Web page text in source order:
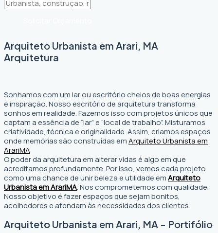
Arquiteto Urbanista em Arari, MA
Arquitetura
Sonhamos com um lar ou escritório cheios de boas energias
e inspiração. Nosso escritório de arquitetura transforma
sonhos em realidade. Fazemos isso com projetos únicos que
captam a essência de “lar” e “local de trabalho”. Misturamos
criatividade, técnica e originalidade. Assim, criamos espaços
onde memórias são construídas emArquiteto Urbanista em
ArariMA
O poder da arquitetura em alterar vidas é algo em que
acreditamos profundamente. Por isso, vemos cada projeto
como uma chance de unir beleza e utilidade emArquiteto
Urbanista em ArariMA. Nos comprometemos com qualidade.
Nosso objetivo é fazer espaços que sejam bonitos,
acolhedores e atendam às necessidades dos clientes.
Arquiteto Urbanista em Arari, MA - Portifólio